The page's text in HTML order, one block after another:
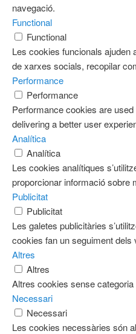
navegació.
Functional
Functional
Les cookies funcionals ajuden
de xarxes socials, recopilar
Performance
Performance
Performance cookies are
delivering a better user
Analítica
Analítica
Les cookies analítiques
proporcionar informació sobre
Publicitat
Publicitat
Les galetes publicitàries
cookies fan un seguiment
Altres
Altres
Altres cookies sense categoria
Necessari
Necessari
Les cookies necessàries són